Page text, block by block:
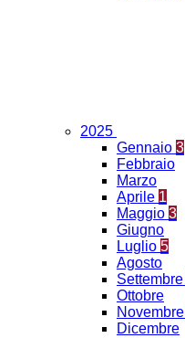
2025
Gennaio 3
Febbraio
Marzo
Aprile 1
Maggio 3
Giugno
Luglio 5
Agosto
Settembre
Ottobre
Novembre
Dicembre